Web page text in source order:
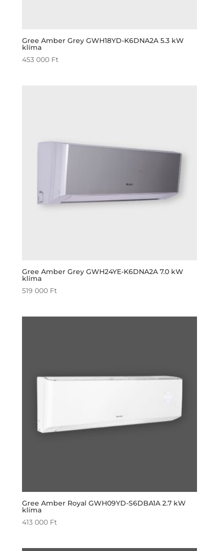
Gree Amber Grey GWH18YD-K6DNA2A 5.3 kW
klíma
453 000 Ft
Gree Amber Grey GWH24YE-K6DNA2A 7.0 kW
klíma
519 000 Ft
Gree Amber Royal GWH09YD-S6DBA1A 2.7 kW
klíma
413 000 Ft